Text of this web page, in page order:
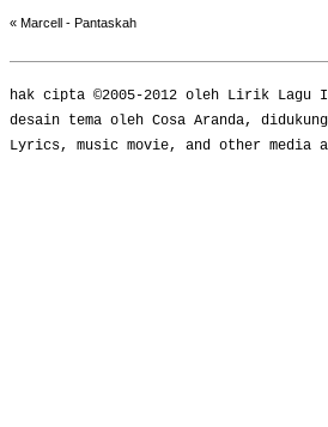
« Marcell - Pantaskah
hak cipta ©2005-2012 oleh Lirik Lagu
desain tema oleh Cosa Aranda,
Lyrics, music movie, and other